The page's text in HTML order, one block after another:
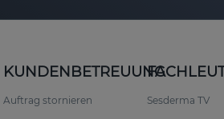
KUNDENBETREUUNG
Auftrag stornieren Sesderma TV